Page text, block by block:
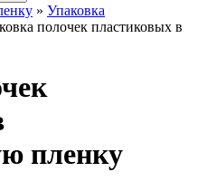
» Упаковка
полочек пластиковых в
пленку